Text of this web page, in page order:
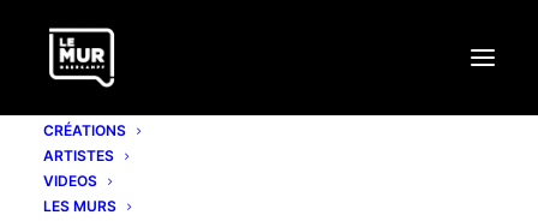
CRÉATIONS
ARTISTES
VIDEOS
LES MURS